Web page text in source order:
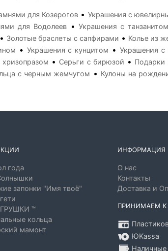
для Козерогов • Украшения с
для Водолеев•Украшения с танзанитом
Золотые браслеты с сапфирами • Колье из
• Украшения с кунцитом • Украшения
• Серьги с бирюзой • Подарки
с черным жемчугом • Кулоны на
года
запонки "Имя твоё"
™
кольца
мамонт
ИНФОРМАЦИЯ
О нас
Контакты
Доставка и
ПРИНИМАЕМ К
ЮKassa
Наличные